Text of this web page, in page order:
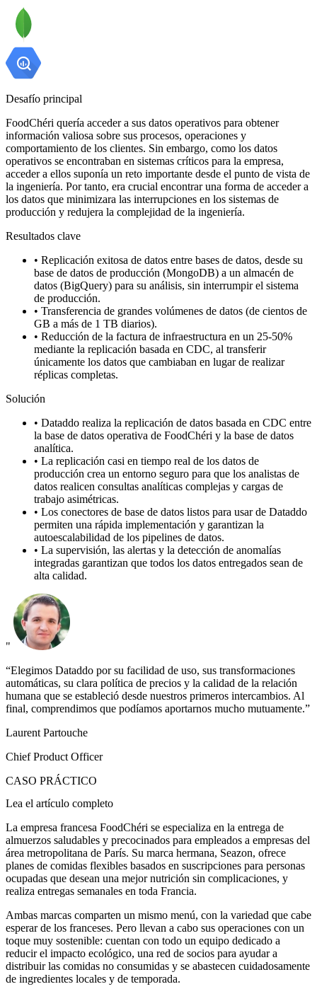
Desafío principal
FoodChéri quería acceder a sus datos operativos para obtener
información valiosa sobre sus procesos, operaciones y
comportamiento de los clientes. Sin embargo, como los datos
operativos se encontraban en sistemas críticos para la empresa,
acceder a ellos suponía un reto importante desde el punto de vista de
la ingeniería. Por tanto, era crucial encontrar una forma de acceder a
los datos que minimizara las interrupciones en los sistemas de
producción y redujera la complejidad de la ingeniería.
Resultados clave
• Replicación exitosa de datos entre bases de datos, desde su
base de datos de producción (MongoDB) a un almacén de
datos (BigQuery) para su análisis, sin interrumpir el sistema
de producción.
• Transferencia de grandes volúmenes de datos (de cientos de
GB a más de 1 TB diarios).
• Reducción de la factura de infraestructura en un 25-50%
mediante la replicación basada en CDC, al transferir
únicamente los datos que cambiaban en lugar de realizar
réplicas completas.
Solución
• Dataddo realiza la replicación de datos basada en CDC entre
la base de datos operativa de FoodChéri y la base de datos
analítica.
• La replicación casi en tiempo real de los datos de
producción crea un entorno seguro para que los analistas de
datos realicen consultas analíticas complejas y cargas de
trabajo asimétricas.
• Los conectores de base de datos listos para usar de Dataddo
permiten una rápida implementación y garantizan la
autoescalabilidad de los pipelines de datos.
• La supervisión, las alertas y la detección de anomalías
integradas garantizan que todos los datos entregados sean de
alta calidad.
"
“Elegimos Dataddo por su facilidad de uso, sus transformaciones
automáticas, su clara política de precios y la calidad de la relación
humana que se estableció desde nuestros primeros intercambios. Al
final, comprendimos que podíamos aportarnos mucho mutuamente.”
Laurent Partouche
Chief Product Officer
CASO PRÁCTICO
Lea el artículo completo
La empresa francesa FoodChéri se especializa en la entrega de
almuerzos saludables y precocinados para empleados a empresas del
área metropolitana de París. Su marca hermana, Seazon, ofrece
planes de comidas flexibles basados en suscripciones para personas
ocupadas que desean una mejor nutrición sin complicaciones, y
realiza entregas semanales en toda Francia.
Ambas marcas comparten un mismo menú, con la variedad que cabe
esperar de los franceses. Pero llevan a cabo sus operaciones con un
toque muy sostenible: cuentan con todo un equipo dedicado a
reducir el impacto ecológico, una red de socios para ayudar a
distribuir las comidas no consumidas y se abastecen cuidadosamente
de ingredientes locales y de temporada.